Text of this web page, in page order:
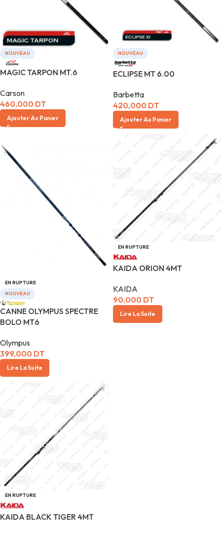
NOUVEAU
MAGIC TARPON MT.6
Carson
460,000 DT
Ajouter Au Panier
NOUVEAU
ECLIPSE MT 6.00
Barbetta
420,000 DT
Ajouter Au Panier
EN RUPTURE
NOUVEAU
CANNE OLYMPUS SPECTRE
BOLO MT6
Olympus
399,000 DT
Lire La Suite
EN RUPTURE
KAIDA ORION 4MT
KAIDA
90,000 DT
Lire La Suite
EN RUPTURE
KAIDA BLACK TIGER 4MT